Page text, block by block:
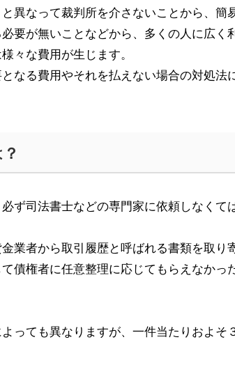
異なって裁判所を介さないことから、
要が無いことなどから、多くの人に広く
々な費用が生じます。
なる費用やそれを払えない場合の対処法
ず司法書士などの専門家に依頼しなく
業者から取引履歴と呼ばれる書類を取り
債権者に任意整理に応じてもらえなか
っても異なりますが、一件当たりおよそ